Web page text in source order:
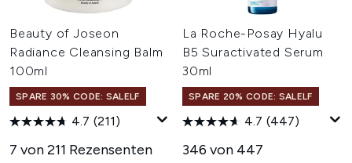
Beauty of Joseon
Radiance Cleansing Balm
100ml
SPARE 30% CODE: SALELF
4.7 (211)
7 von 211 Rezensenten
La Roche-Posay Hyalu
B5 Suractivated Serum
30ml
SPARE 20% CODE: SALELF
4.7 (447)
346 von 447